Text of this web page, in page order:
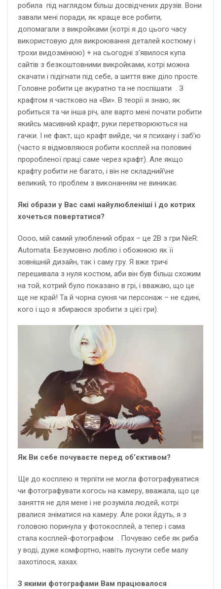
робила під наглядом більш досвідчених друзів. Вони
завали мені поради, як краще все робити,
допомагали з викройками (котрі я до цього часу
використовую для викроювання деталей костюму і
трохи видозмінюю) + на сьогодні з’явилося купа
сайтів з безкоштовними викройками, котрі можна
скачати і підігнати під себе, а шиття вже діло просте.
Головне робити це акуратно та не поспішати . З
крафтом я частково на «Ви». В теорії я знаю, як
робиться та чи інша річ, але варто мені почати робити
якийсь масивний крафт, руки перетворюються на
гачки. І не факт, що крафт вийде, чи я психану і заб’ю
(часто я відмовляюся робити косплей на половині
проробленої праці саме через крафт). Але якщо
крафту робити не багато, і він не складний\не
великий, то проблем з виконанням не виникає.
Які образи у Вас самі найулюбленіші і до котрих
хочеться повертатися?
Оооо, мій самий улюблений обрах – це 2В з гри NieR:
Automata. Безумовно люблю і обожнюю як її
зовнішній дизайн, так і саму гру. Я вже тричі
перешивала з нуля костюм, аби він був більш схожим
на той, котрий було показано в грі, і вважаю, що це
ще не край! Та й чорна сукня чи персонаж – не єдині,
кого і що я збираюся зробити з цієї гри).
Як Ви себе почуваєте перед об’єктивом?
Ще до косплею я терпіти не могла фотографуватися
чи фотографувати когось на камеру, вважала, що це
заняття не для мене і не розуміла людей, котрі
рвалися зніматися на камеру. Але роки йдуть, я з
головою поринула у фотокосплей, а тепер і сама
стала косплей-фотографом . Почуваю себе як риба
у воді, дуже комфортно, навіть луснути себе малу
захотілося, хахах.
З якими фотографами Вам працювалося